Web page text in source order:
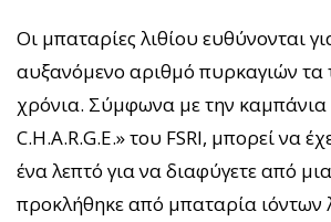
Οι μπαταρίες λιθίου ευθύνονται
αυξανόμενο αριθμό πυρκαγιών τα
χρόνια. Σύμφωνα με την καμπάνια
C.H.A.R.G.E.» του FSRI, μπορεί να
ένα λεπτό για να διαφύγετε από
προκλήθηκε από μπαταρία ιόντων